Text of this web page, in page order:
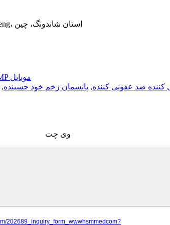
آدرس: B2-1209، پایگاه صنعتی Zhihuigu، منطقه فناوری پیشرفته، شهر Liaocheng، استان شاندونگ، چین
AMP موبایل
ضد عفونی کننده, پانسمان زخم خود چسبنده,
وی چت